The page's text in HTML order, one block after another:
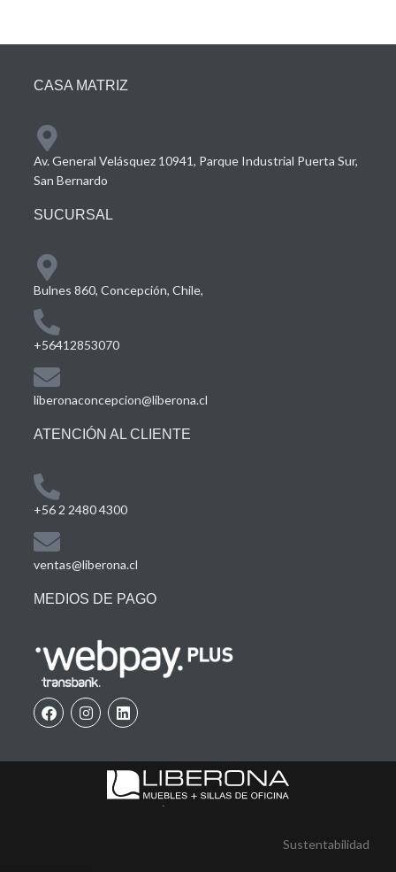
CASA MATRIZ
Av. General Velásquez 10941, Parque Industrial Puerta Sur,
San Bernardo
SUCURSAL
Bulnes 860, Concepción, Chile,
+56412853070
liberonaconcepcion@liberona.cl
ATENCIÓN AL CLIENTE
+56 2 2480 4300
ventas@liberona.cl
MEDIOS DE PAGO
Sustentabilidad